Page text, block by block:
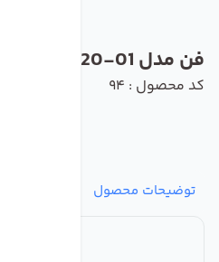
فن مدل W2E208-BA20-01 برند ebmpapst
کد محصول : 94
توضیحات محصول